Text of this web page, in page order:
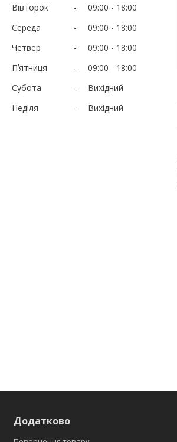
Вівторок
09:00
18:00
Середа
09:00
18:00
Четвер
09:00
18:00
Пʼятниця
09:00
18:00
Субота
Вихідний
Неділя
Вихідний
Додатково